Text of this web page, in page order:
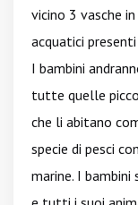
vicino 3 vasche
acquatici
I bambini
tutte quelle
che li abitano
specie di pesci
marine. I